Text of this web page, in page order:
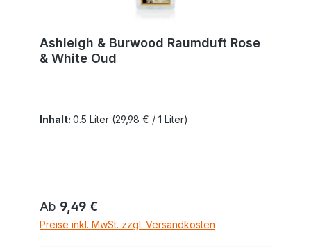
Ashleigh & Burwood Raumduft Rose
& White Oud
Inhalt: 0.5 Liter (29,98 € / 1 Liter)
Regulärer Preis:
Ab 9,49 €
Preise inkl. MwSt. zzgl. Versandkosten